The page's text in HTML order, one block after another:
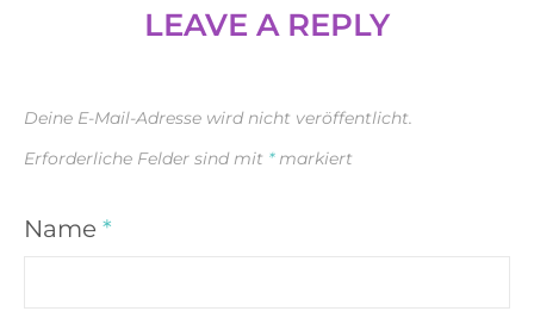
LEAVE A REPLY
Deine E-Mail-Adresse wird nicht veröffentlicht.
Erforderliche Felder sind mit *markiert
Name *